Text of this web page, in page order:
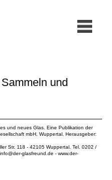
und
und neues Glas. Eine Publikation der
mbH , Wuppertal. Herausgeber:
Str. 118 - 42105 Wuppertal. Tel. 0202 /
info@der-glasfreund.de - www.der-